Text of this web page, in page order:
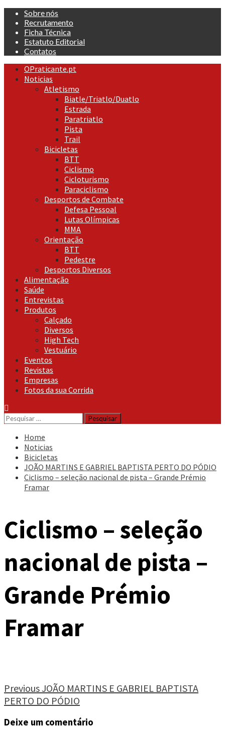
Skip
content
Sobre nós
Recrutamento
Ficha Técnica
Estatuto Editorial
Contatos
Primary
Menu
OPraticante.pt
Noticias
Atletismo
Biatle/Triatlo/Duatlo
Estrada
Paratriatlo
Pista
Trail
Bicicletas
BTT
Ciclismo
Cicloturismo
Paraciclismo
Desportos de Combate
Defesa Pessoal
Lutas Olímpicas
MMA
Orientação
BTT
Pedestre
Desportos Diversos
Alimentação
Saúde
Entrevistas
Produtos
Calçado
Diversos
High Tech
Vestuário
Eventos
Revistas
Empresas
Fotos da sua Corrida
Pesquisar
por:
Home
Noticias
Bicicletas
JOÃO MARTINS E GABRIEL BAPTISTA PERTO DO PÓDIO
Ciclismo – seleção nacional de pista – Grande Prémio
Framar
Ciclismo – seleção
nacional de pista –
Grande Prémio
Framar
Continue
Reading
PreviousJOÃO MARTINS E GABRIEL BAPTISTA
PERTO DO PÓDIO
Deixe um comentário